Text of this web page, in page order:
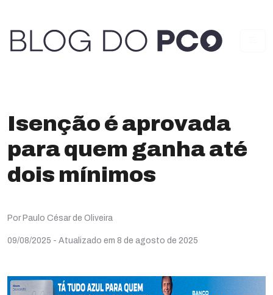
Isenção é aprovada
para quem ganha até
dois mínimos
Por Paulo César de Oliveira
09/08/2025 - Atualizado em 8 de agosto de 2025